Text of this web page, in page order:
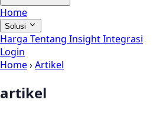
Home
Solusi
Harga Tentang InsightIntegrasi
Login
Home›Artikel
artikel